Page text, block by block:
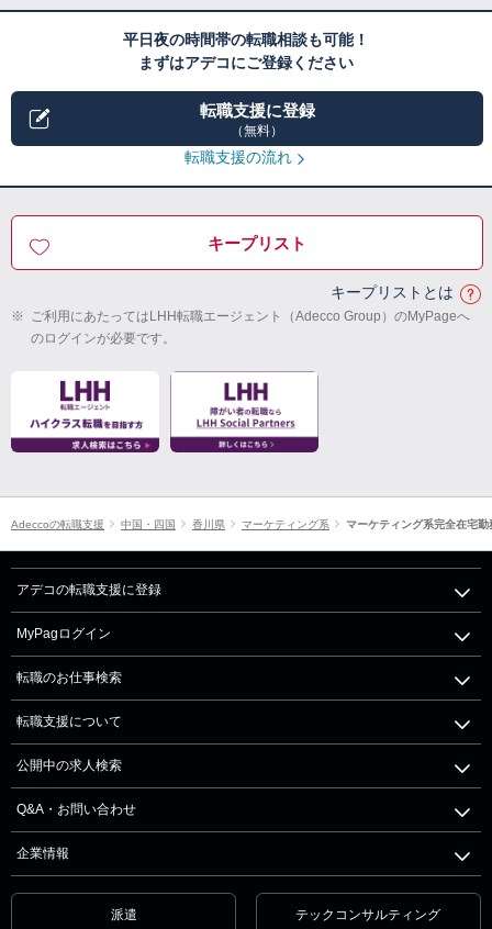
平日夜の時間帯の転職相談も可能！
まずはアデコにご登録ください
転職支援に登録
（無料）
転職支援の流れ
キープリスト
キープリストとは
※ ご利用にあたってはLHH転職エージェント（Adecco Group）のMyPageへ
のログインが必要です。
Adeccoの転職支援 中国・四国 香川県 マーケティング系 マーケティング系完全在宅勤
アデコの転職支援に登録
MyPagログイン
転職のお仕事検索
転職支援について
公開中の求人検索
Q&A・お問い合わせ
企業情報
派遣 テックコンサルティング